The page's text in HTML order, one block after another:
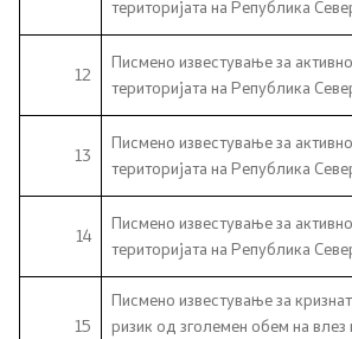
Регулатива
Отворени податоци
Контакт
Изјава за пристапност
територијата на Република
12
Писмено известување за
територијата на Република
13
Писмено известување за
територијата на Република
14
Писмено известување за
територијата на Република
15
Писмено известување за
ризик од зголемен обем на влез